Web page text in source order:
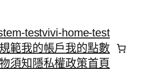
testvivi-home-test
範我的帳戶我的點數
須知 隱私權政策首頁